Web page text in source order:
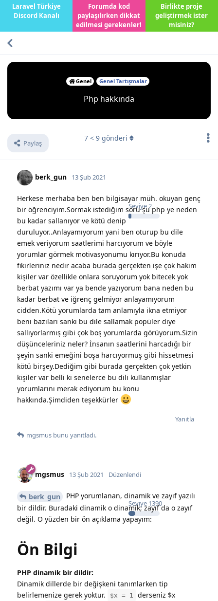
Laravel Türkiye
Discord Kanalı
Forumda kod
paylaşılırken dikkat
edilmesi gerekenler!
Birlikte proje
geliştirmek ister
misiniz?
Genel Genel Tartışmalar
Php hakkında
Paylaş
7 < 9 gönderi
berk_gun
Seviye2
13 Şub 2021
Herkese merhaba ben ben bilgisayar müh. okuyan genç
bir öğrenciyim.Sormak istediğim soru şu php ye neden
bu kadar sallanıyor ve kötü denip
duruluyor..Anlayamıyorum yani ben oturup bu dile
emek veriyorum saatlerimi harcıyorum ve böyle
yorumlar görmek motivasyonumu kırıyor.Bu konuda
fikirleriniz nedir acaba burada gerçekten işe çok hakim
kişiler var özellikle onlara soruyorum yok bitecek yok
berbat yazımı var ya bende yazıyorum bana neden bu
kadar berbat ve iğrenç gelmiyor anlayamıyorum
cidden.Kötü yorumlarda tam anlamıyla ikna etmiyor
beni bazıları sanki bu dile sallamak popüler diye
sallıyorlarmış gibi çok boş yorumlarda görüyorum.Sizin
düşünceleriniz neler? İnsanın saatlerini harcadığı bir
şeyin sanki emeğini boşa harcıyormuş gibi hissetmesi
kötü birşey.Dediğim gibi burada gerçekten çok yetkin
kişiler var belli ki senelerce bu dili kullanmışlar
yorumlarını merak ediyorum bu konu
hakkında.Şimdiden teşekkürler
Yanıtla
mgsmus bunu yanıtladı.
mgsmus
Seviye 1390
13 Şub 2021 Düzenlendi
berk_gun
PHP yorumlanan, dinamik ve zayıf yazılı
bir dildir. Buradaki dinamik o dinamik; zayıf da o zayıf
değil. O yüzden bir ön açıklama yapayım:
Ön Bilgi
PHP dinamik bir dildir:
Dinamik dillerde bir değişkeni tanımlarken tip
belirlemenize gerek yoktur.
$x = 1
derseniz $x